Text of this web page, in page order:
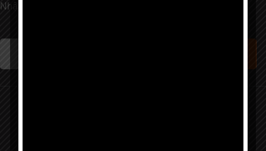
Nhập Email nhận thông tin.